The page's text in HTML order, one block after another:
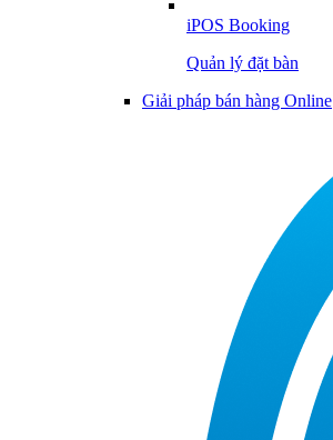
iPOS Booking
Quản lý đặt bàn
Giải pháp bán hàng Online